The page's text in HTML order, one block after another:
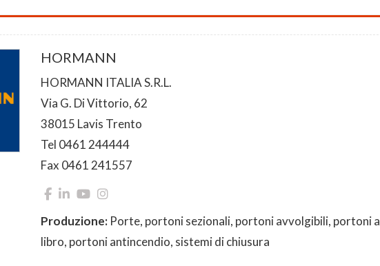
HORMANN
HORMANN ITALIA S.R.L.
Via G. Di Vittorio, 62
38015 Lavis Trento
Tel 0461 244444
Fax 0461 241557
Produzione: Porte, portoni sezionali, portoni avvolgibili, portoni a
libro, portoni antincendio, sistemi di chiusura